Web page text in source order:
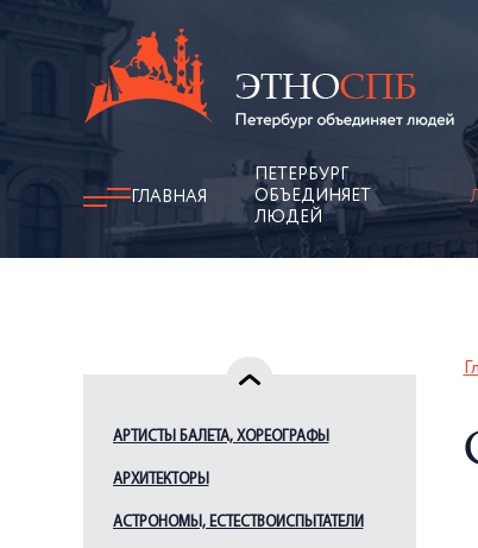
ГЛАВНАЯ
ПЕТЕРБУРГ
ОБЪЕДИНЯЕТ
ЛЮДЕЙ
АРТИСТЫ БАЛЕТА, ХОРЕОГРАФЫ
АРХИТЕКТОРЫ
АСТРОНОМЫ, ЕСТЕСТВОИСПЫТАТЕЛИ